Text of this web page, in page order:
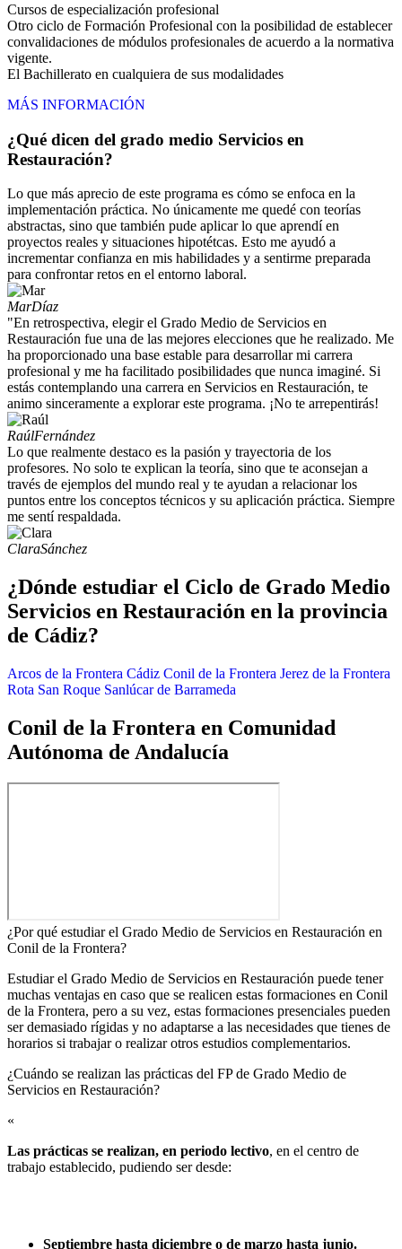
Cursos de especialización profesional
Otro ciclo de Formación Profesional con la posibilidad de establecer
convalidaciones de módulos profesionales de acuerdo a la normativa
vigente.
El Bachillerato en cualquiera de sus modalidades
MÁS INFORMACIÓN
¿Qué dicen del grado medio Servicios en
Restauración?
Lo que más aprecio de este programa es cómo se enfoca en la
implementación práctica. No únicamente me quedé con teorías
abstractas, sino que también pude aplicar lo que aprendí en
proyectos reales y situaciones hipotétcas. Esto me ayudó a
incrementar confianza en mis habilidades y a sentirme preparada
para confrontar retos en el entorno laboral.
MarDíaz
"En retrospectiva, elegir el Grado Medio de Servicios en
Restauración fue una de las mejores elecciones que he realizado. Me
ha proporcionado una base estable para desarrollar mi carrera
profesional y me ha facilitado posibilidades que nunca imaginé. Si
estás contemplando una carrera en Servicios en Restauración, te
animo sinceramente a explorar este programa. ¡No te arrepentirás!
RaúlFernández
Lo que realmente destaco es la pasión y trayectoria de los
profesores. No solo te explican la teoría, sino que te aconsejan a
través de ejemplos del mundo real y te ayudan a relacionar los
puntos entre los conceptos técnicos y su aplicación práctica. Siempre
me sentí respaldada.
ClaraSánchez
¿Dónde estudiar el Ciclo de Grado Medio
Servicios en Restauración en la provincia
de Cádiz?
Arcos de la Frontera Cádiz Conil de la Frontera Jerez de la Frontera
Rota San Roque Sanlúcar de Barrameda
Conil de la Frontera en Comunidad
Autónoma de Andalucía
¿Por qué estudiar el Grado Medio de Servicios en Restauración en
Conil de la Frontera?
Estudiar el Grado Medio de Servicios en Restauración puede tener
muchas ventajas en caso que se realicen estas formaciones en Conil
de la Frontera, pero a su vez, estas formaciones presenciales pueden
ser demasiado rígidas y no adaptarse a las necesidades que tienes de
horarios si trabajar o realizar otros estudios complementarios.
¿Cuándo se realizan las prácticas del FP de Grado Medio de
Servicios en Restauración?​
«
Las prácticas se realizan, en periodo lectivo, en el centro de
trabajo establecido, pudiendo ser desde:
Septiembre hasta diciembre o de marzo hasta junio.